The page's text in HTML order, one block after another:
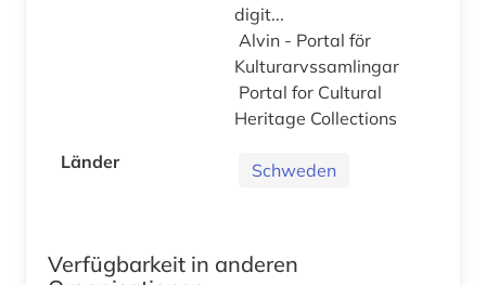
digit...
Alvin - Portal för
Kulturarvssamlingar
Portal for Cultural
Heritage Collections
Länder
Schweden
Verfügbarkeit in anderen